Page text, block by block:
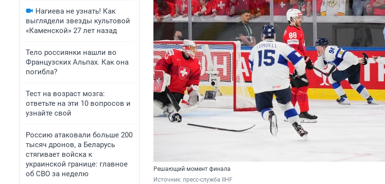
Нагиева не узнать! Как
выглядели звезды культовой
«Каменской» 27 лет назад
Тело россиянки нашли во
Французских Альпах. Как она
погибла?
Тест на возраст мозга:
ответьте на эти 10 вопросов и
узнайте свой
Россию атаковали больше 200
тысяч дронов, а Беларусь
стягивает войска к
украинской границе: главное
об СВО за неделю
Решающий момент финала
Источник: пресс-служба IIHF